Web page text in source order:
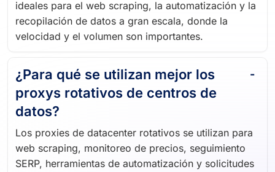
ideales para el web scraping, la automatización y la
recopilación de datos a gran escala, donde la
velocidad y el volumen son importantes.
¿Para qué se utilizan mejor los
proxys rotativos de centros de
datos?
Los proxies de datacenter rotativos se utilizan para
web scraping, monitoreo de precios, seguimiento
SERP, herramientas de automatización y solicitudes